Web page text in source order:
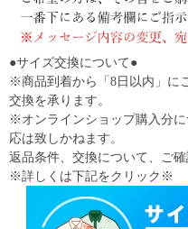
●サイズ交換について●
※商品到着から「8日以内」に
交換を承ります。
※オンラインショップ購入分
応は致しかねます。
返品条件、交換について、ご
※詳しくは下記をクリック※